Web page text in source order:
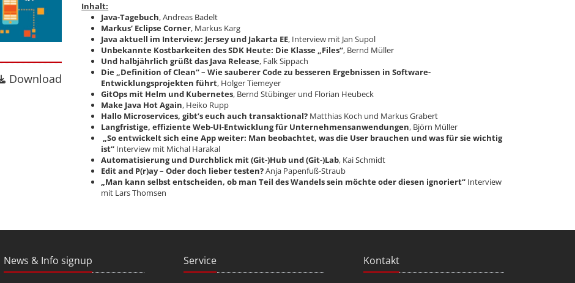
Download
Download
Inhalt:
Java-Tagebuch, Andreas Badelt
Markus‘ Eclipse Corner, Markus Karg
Java aktuell im Interview: Jersey und Jakarta EE, Interview mit Jan Supol
Unbekannte Kostbarkeiten des SDK Heute: Die Klasse „Files“, Bernd Müller
Und halbjährlich grüßt das Java Release, Falk Sippach
Die „Definition of Clean“ – Wie sauberer Code zu besseren Ergebnissen in Software-
Entwicklungsprojekten führt, Holger Tiemeyer
GitOps mit Helm und Kubernetes, Bernd Stübinger und Florian Heubeck
Make Java Hot Again, Heiko Rupp
Hallo Microservices, gibt’s euch auch transaktional? Matthias Koch und Markus Grabert
Langfristige, effiziente Web-UI-Entwicklung für Unternehmensanwendungen, Björn Müller
„So entwickelt sich eine App weiter: Man beobachtet, was die User brauchen und was für sie wichtig
ist“ Interview mit Michal Harakal
Automatisierung und Durchblick mit (Git-)Hub und (Git-)Lab, Kai Schmidt
Edit and P(r)ay – Oder doch lieber testen?Anja Papenfuß-Straub
„Man kann selbst entscheiden, ob man Teil des Wandels sein möchte oder diesen ignoriert“ Interview
mit Lars Thomsen
News & Info signup Service Kontakt